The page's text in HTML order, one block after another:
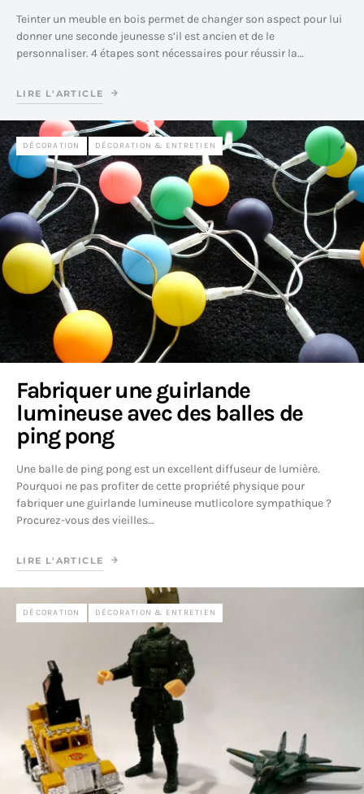
Teinter un meuble en bois permet de changer son aspect pour lui
donner une seconde jeunesse s’il est ancien et de le
personnaliser. 4 étapes sont nécessaires pour réussir la…
LIRE L'ARTICLE
DÉCORATION DÉCORATION & ENTRETIEN
Fabriquer une guirlande
lumineuse avec des balles de
ping pong
Une balle de ping pong est un excellent diffuseur de lumière.
Pourquoi ne pas profiter de cette propriété physique pour
fabriquer une guirlande lumineuse mutlicolore sympathique ?
Procurez-vous des vieilles…
LIRE L'ARTICLE
DÉCORATION DÉCORATION & ENTRETIEN